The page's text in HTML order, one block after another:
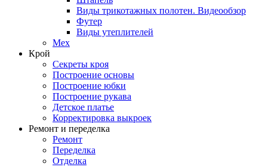
Виды трикотажных полотен. Видеообзор
Футер
Виды утеплителей
Мех
Крой
Секреты кроя
Построение основы
Построение юбки
Построение рукава
Детское платье
Корректировка выкроек
Ремонт и переделка
Ремонт
Переделка
Отделка